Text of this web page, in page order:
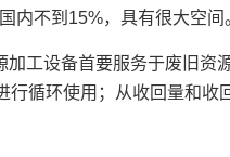
内不到15%，具有很大空间
加工设备首要服务于废旧资
行循环使用；从收回量和收